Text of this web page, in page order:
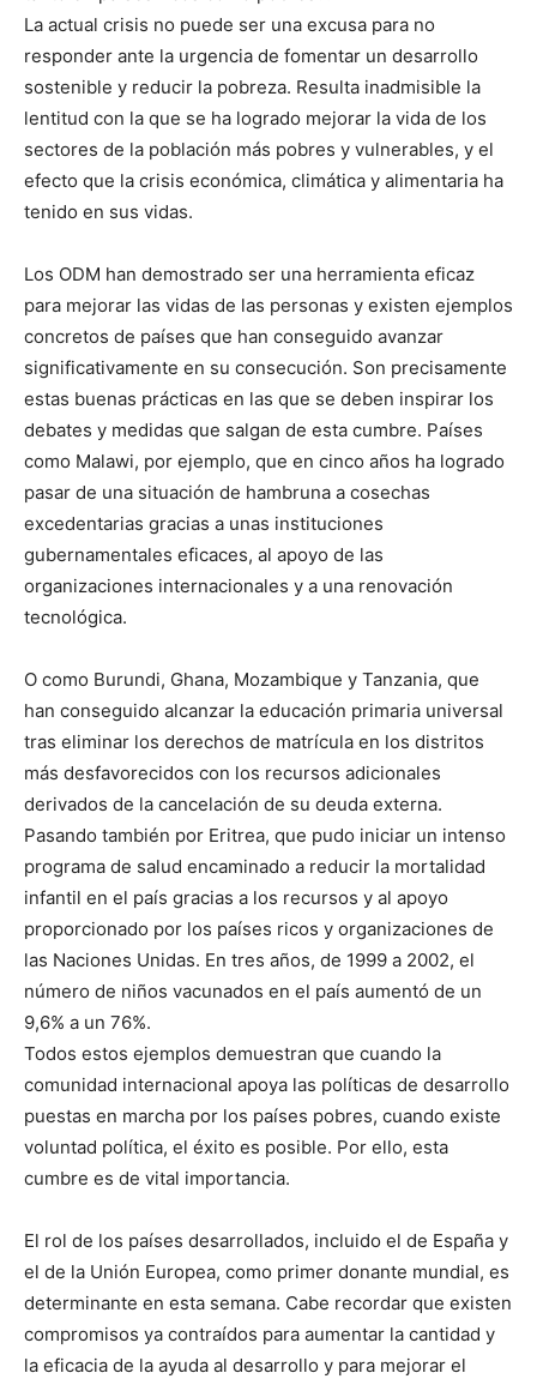
La actual crisis no puede ser una excusa para no
responder ante la urgencia de fomentar un desarrollo
sostenible y reducir la pobreza. Resulta inadmisible la
lentitud con la que se ha logrado mejorar la vida de los
sectores de la población más pobres y vulnerables, y el
efecto que la crisis económica, climática y alimentaria ha
tenido en sus vidas.
Los ODM han demostrado ser una herramienta eficaz
para mejorar las vidas de las personas y existen ejemplos
concretos de países que han conseguido avanzar
significativamente en su consecución. Son precisamente
estas buenas prácticas en las que se deben inspirar los
debates y medidas que salgan de esta cumbre. Países
como Malawi, por ejemplo, que en cinco años ha logrado
pasar de una situación de hambruna a cosechas
excedentarias gracias a unas instituciones
gubernamentales eficaces, al apoyo de las
organizaciones internacionales y a una renovación
tecnológica.
O como Burundi, Ghana, Mozambique y Tanzania, que
han conseguido alcanzar la educación primaria universal
tras eliminar los derechos de matrícula en los distritos
más desfavorecidos con los recursos adicionales
derivados de la cancelación de su deuda externa.
Pasando también por Eritrea, que pudo iniciar un intenso
programa de salud encaminado a reducir la mortalidad
infantil en el país gracias a los recursos y al apoyo
proporcionado por los países ricos y organizaciones de
las Naciones Unidas. En tres años, de 1999 a 2002, el
número de niños vacunados en el país aumentó de un
9,6% a un 76%.
Todos estos ejemplos demuestran que cuando la
comunidad internacional apoya las políticas de desarrollo
puestas en marcha por los países pobres, cuando existe
voluntad política, el éxito es posible. Por ello, esta
cumbre es de vital importancia.
El rol de los países desarrollados, incluido el de España y
el de la Unión Europea, como primer donante mundial, es
determinante en esta semana. Cabe recordar que existen
compromisos ya contraídos para aumentar la cantidad y
la eficacia de la ayuda al desarrollo y para mejorar el